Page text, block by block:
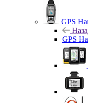
GPS
GPS